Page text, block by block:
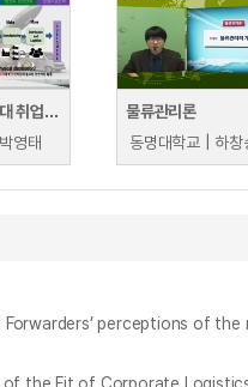
글로벌 경영시대 취업물류 따라잡기
영태
물류관리론
동명대학교 | 하창
Forwarders’ perceptions